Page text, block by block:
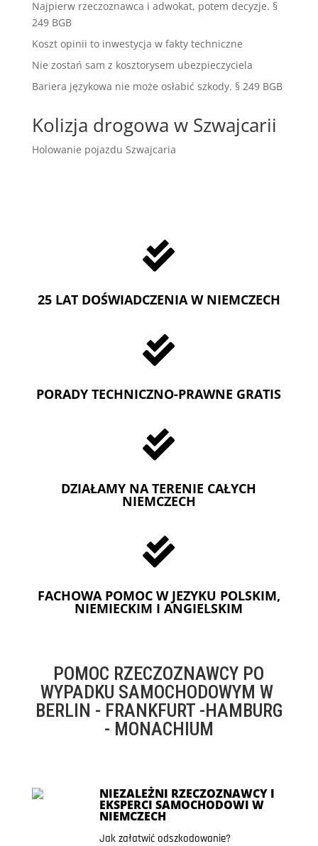
Najpierw rzeczoznawca i adwokat, potem decyzje. §
249 BGB
Koszt opinii to inwestycja w fakty techniczne
Nie zostań sam z kosztorysem ubezpieczyciela
Bariera językowa nie może osłabić szkody. § 249 BGB
Kolizja drogowa w Szwajcarii
Holowanie pojazdu Szwajcaria

25 LAT DOŚWIADCZENIA W NIEMCZECH

PORADY TECHNICZNO-PRAWNE GRATIS

DZIAŁAMY NA TERENIE CAŁYCH
NIEMCZECH

FACHOWA POMOC W JEZYKU POLSKIM,
NIEMIECKIM I ANGIELSKIM
POMOC RZECZOZNAWCY PO
WYPADKU SAMOCHODOWYM W
BERLIN - FRANKFURT -HAMBURG
- MONACHIUM
NIEZALEŻNI RZECZOZNAWCY I
EKSPERCI SAMOCHODOWI W
NIEMCZECH
Jak załatwić odszkodowanie?